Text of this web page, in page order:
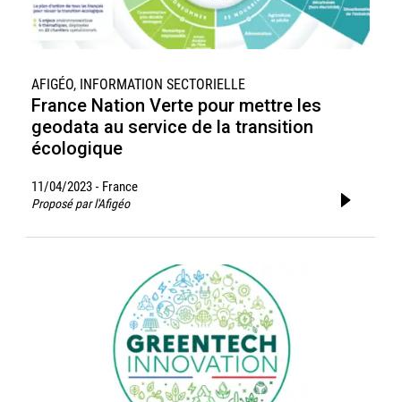
AFIGÉO, INFORMATION SECTORIELLE
France Nation Verte pour mettre les
geodata au service de la transition
écologique
11/04/2023 - France
Proposé par l'Afigéo